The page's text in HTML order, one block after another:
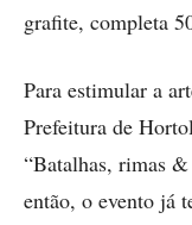
grafite, completa
Para estimular a
Prefeitura de
“Batalhas, rimas
então, o evento já